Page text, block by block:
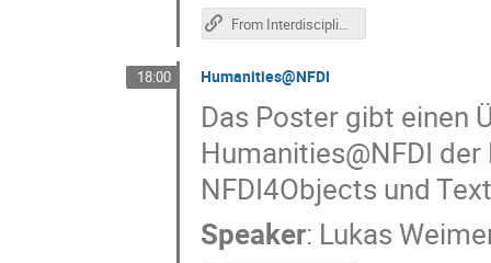
From Interdisciplinary Metadata Alignment to Practice in Text+: Results and Implications of the 2nd NFDI Metadata Workshop
18:00 Humanities@NFDI
Das Poster gibt einen
Humanities@NFDI
NFDI4Objects und
Speaker: Lukas